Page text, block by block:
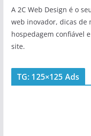
A 2C Web Design é o
web inovador, dicas de
hospedagem confiável
site.
TG: 125×125 Ads